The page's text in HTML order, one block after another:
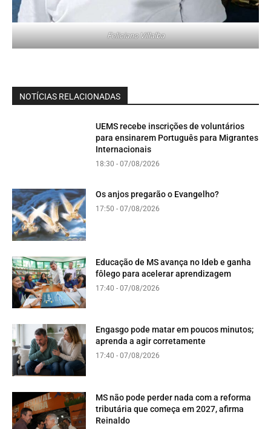
Feliciano Villalba
NOTÍCIAS RELACIONADAS
UEMS recebe inscrições de voluntários
para ensinarem Português para Migrantes
Internacionais
18:30 - 07/08/2026
Os anjos pregarão o Evangelho?
17:50 - 07/08/2026
Educação de MS avança no Ideb e ganha
fôlego para acelerar aprendizagem
17:40 - 07/08/2026
Engasgo pode matar em poucos minutos;
aprenda a agir corretamente
17:40 - 07/08/2026
MS não pode perder nada com a reforma
tributária que começa em 2027, afirma
Reinaldo